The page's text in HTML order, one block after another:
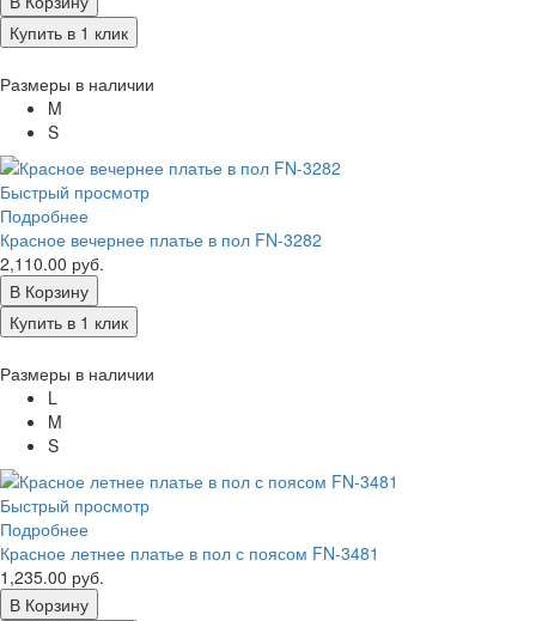
Купить в 1 клик
Размеры в наличии
M
S
Быстрый просмотр
Подробнее
Красное вечернее платье в пол FN-3282
2,110.00 руб.
В Корзину
Купить в 1 клик
Размеры в наличии
L
M
S
Быстрый просмотр
Подробнее
Красное летнее платье в пол с поясом FN-3481
1,235.00 руб.
В Корзину